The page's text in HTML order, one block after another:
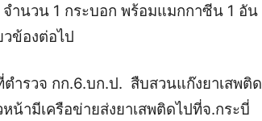
ำนวน 1 กระบอก พร้อมแมกกาซีน 1 อัน
ข้องต่อไป
ำรวจ กก.6.บก.ป. สืบสวนแก๊งยาเสพติด
ามีเครือข่ายส่งยาเสพติดไปที่จ.กระบี่